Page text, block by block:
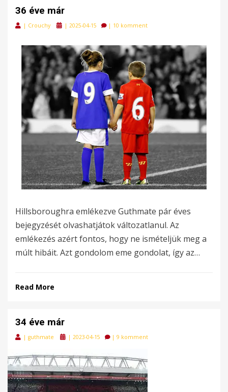
36 éve már
| Crouchy
Posted
| 2025-04-15 | 10 komment
Hillsboroughra emlékezve Guthmate pár éves
bejegyzését olvashatjátok változatlanul. Az
emlékezés azért fontos, hogy ne ismételjük meg a
múlt hibáit. Azt gondolom eme gondolat, így az…
Read More
34 éve már
| guthmate
Posted
| 2023-04-15 | 9 komment